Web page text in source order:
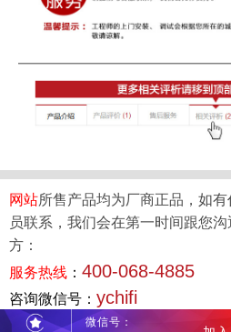
网站所售产品均为厂商正品，如
员联系，我们会在第一时间跟您
方：
服务热线 ： 400-068-4885
咨询微信号： ychifi
微信号：